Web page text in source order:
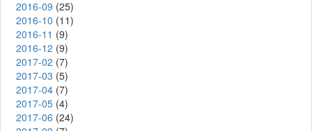
2016-09 (25)
2016-10 (11)
2016-11 (9)
2016-12 (9)
2017-02 (7)
2017-03 (5)
2017-04 (7)
2017-05 (4)
2017-06 (24)